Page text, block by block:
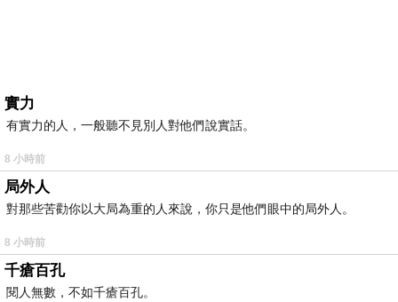
實力
有實力的人，一般聽不見別人對他們說實話。
8 小時前
局外人
對那些苦勸你以大局為重的人來說，你只是他們眼中的局外人。
8 小時前
千瘡百孔
閱人無數，不如千瘡百孔。